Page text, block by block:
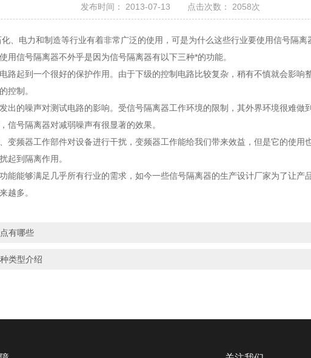
发布时间： 2013-07-13 点击次数： 2058次
电力和制造等行业有着非常广泛的使用，可是为什么这些行业要使用信号隔离
用信号隔离器不外乎是因为信号隔离器有以下三种*的功能。
起到一个很好的保护作用。由于下级的控制电路比较复杂，稍有不慎就会影响
控制。
的噪声对测试电路的影响。受信号隔离器工作环境的限制，其外界环境很难做
信号隔离器对减弱噪声有很显著的效果。
频器工作部件对设备进行干扰，变频器工作能给我们带来效益，但是它的使用
起到隔离作用。
能够满足几乎所有行业的需求，如今一些信号隔离器的生产设计厂家为了让产
越多。
有哪些
类型介绍